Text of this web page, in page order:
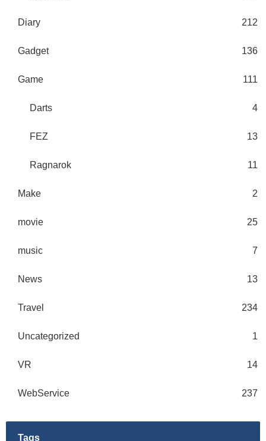
Diary 212
Gadget 136
Game 111
Darts 4
FEZ 13
Ragnarok 11
Make 2
movie 25
music 7
News 13
Travel 234
Uncategorized 1
VR 14
WebService 237
Tags